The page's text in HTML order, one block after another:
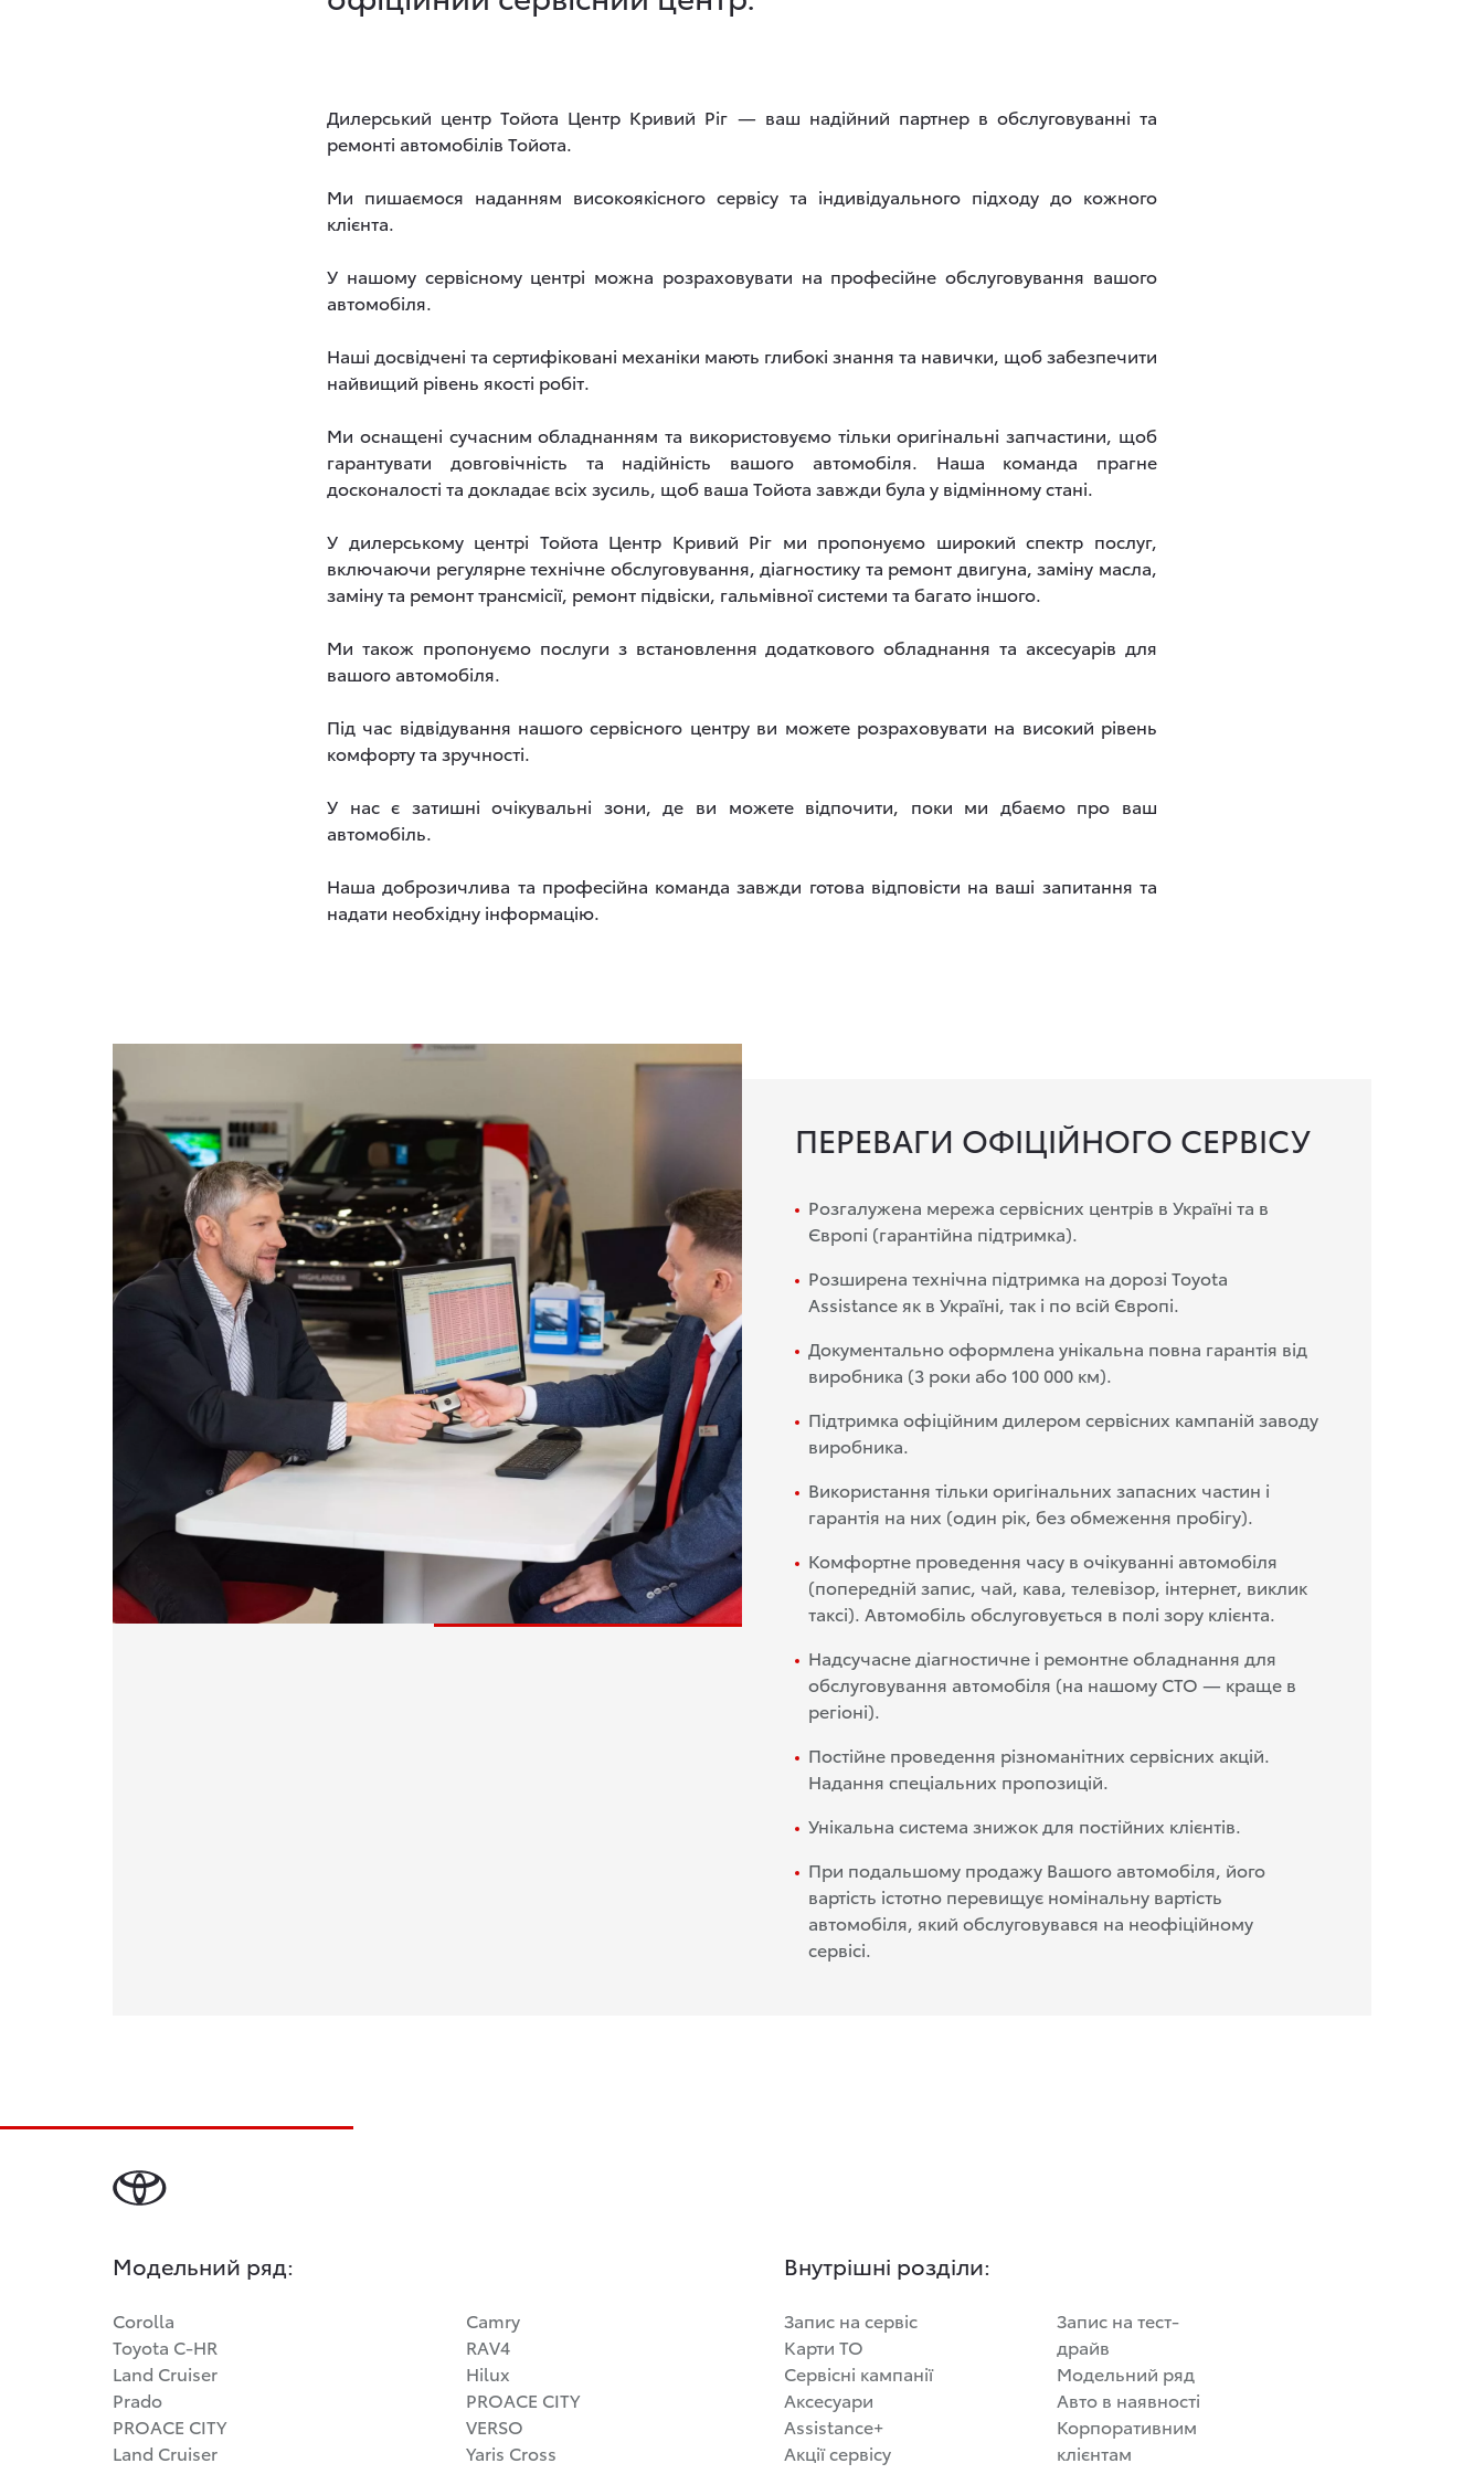
Дилерський центр Тойота Центр Кривий Ріг — ваш надійний партнер в обслуговуванні та
ремонті автомобілів Тойота.
Ми пишаємося наданням високоякісного сервісу та індивідуального підходу до кожного
клієнта.
У нашому сервісному центрі можна розраховувати на професійне обслуговування вашого
автомобіля.
Наші досвідчені та сертифіковані механіки мають глибокі знання та навички, щоб забезпечити
найвищий рівень якості робіт.
Ми оснащені сучасним обладнанням та використовуємо тільки оригінальні запчастини, щоб
гарантувати довговічність та надійність вашого автомобіля. Наша команда прагне
досконалості та докладає всіх зусиль, щоб ваша Тойота завжди була у відмінному стані.
У дилерському центрі Тойота Центр Кривий Ріг ми пропонуємо широкий спектр послуг,
включаючи регулярне технічне обслуговування, діагностику та ремонт двигуна, заміну масла,
заміну та ремонт трансмісії, ремонт підвіски, гальмівної системи та багато іншого.
Ми також пропонуємо послуги з встановлення додаткового обладнання та аксесуарів для
вашого автомобіля.
Під час відвідування нашого сервісного центру ви можете розраховувати на високий рівень
комфорту та зручності.
У нас є затишні очікувальні зони, де ви можете відпочити, поки ми дбаємо про ваш
автомобіль.
Наша доброзичлива та професійна команда завжди готова відповісти на ваші запитання та
надати необхідну інформацію.
ПЕРЕВАГИ ОФІЦІЙНОГО СЕРВІСУ
Розгалужена мережа сервісних центрів в Україні та в
Європі (гарантійна підтримка).
Розширена технічна підтримка на дорозі Toyota
Assistance як в Україні, так і по всій Європі.
Документально оформлена унікальна повна гарантія від
виробника (3 роки або 100 000 км).
Підтримка офіційним дилером сервісних кампаній заводу
виробника.
Використання тільки оригінальних запасних частин і
гарантія на них (один рік, без обмеження пробігу).
Комфортне проведення часу в очікуванні автомобіля
(попередній запис, чай, кава, телевізор, інтернет, виклик
таксі). Автомобіль обслуговується в полі зору клієнта.
Надсучасне діагностичне і ремонтне обладнання для
обслуговування автомобіля (на нашому СТО — краще в
регіоні).
Постійне проведення різноманітних сервісних акцій.
Надання спеціальних пропозицій.
Унікальна система знижок для постійних клієнтів.
При подальшому продажу Вашого автомобіля, його
вартість істотно перевищує номінальну вартість
автомобіля, який обслуговувався на неофіційному
сервісі.
Модельний ряд:
Corolla
Toyota C-HR
Land Cruiser
Prado
PROACE CITY
Land Cruiser
Camry
RAV4
Hilux
PROACE CITY
VERSO
Yaris Cross
Внутрішні розділи:
Запис на сервіс
Карти ТО
Сервісні кампанії
Аксесуари
Assistance+
Акції сервісу
Запис на тест-
драйв
Модельний ряд
Авто в наявності
Корпоративним
клієнтам